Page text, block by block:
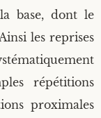
base, dont le
les reprises
répé­ti­tions
proxi­males